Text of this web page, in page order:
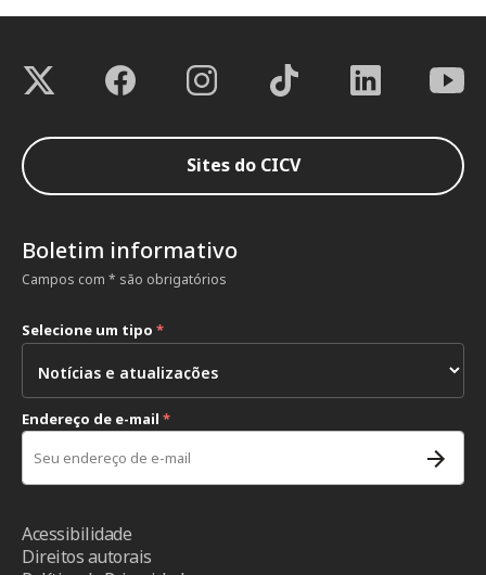
Sites do CICV
Boletim informativo
Campos com * são obrigatórios
Selecione um tipo *
Endereço de e-mail *
Acessibilidade
Direitos autorais